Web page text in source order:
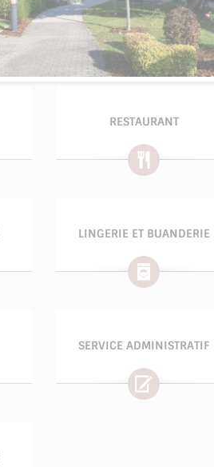
RESTAURANT
LINGERIE ET BUANDERIE
SERVICE ADMINISTRATIF